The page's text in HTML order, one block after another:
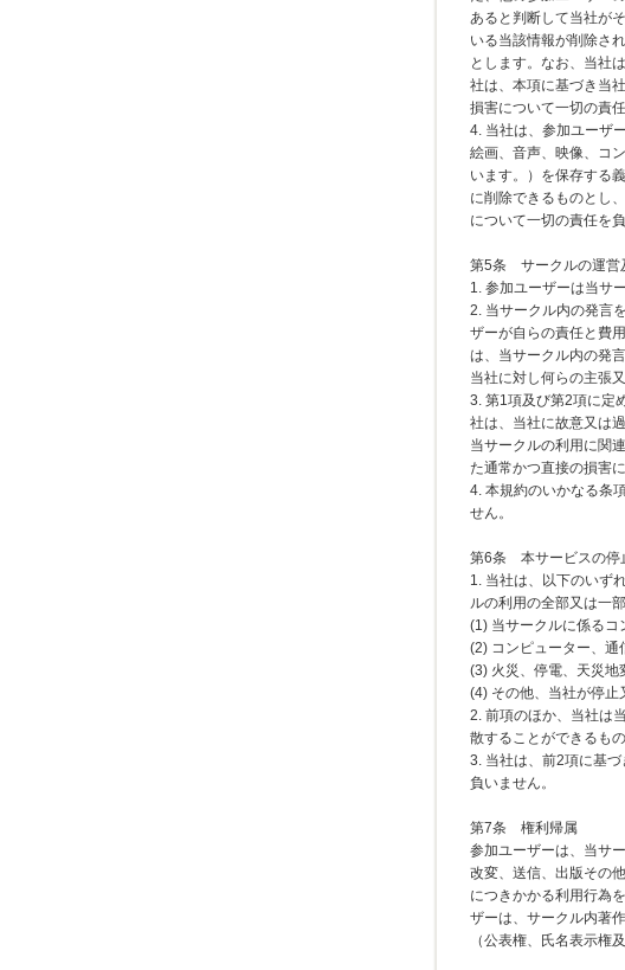
あると判断して当社が
いる当該情報が削除さ
とします。なお、当社
社は、本項に基づき当
損害について一切の責
4. 当社は、参加ユーザ
絵画、音声、映像、コ
います。）を保存する
に削除できるものとし
について一切の責任を負
第5条 サークルの運営
1. 参加ユーザーは当サ
2. 当サークル内の発言
ザーが自らの責任と費
は、当サークル内の発
当社に対し何らの主張
3. 第1項及び第2項に定
社は、当社に故意又は
当サークルの利用に関
た通常かつ直接の損害
4. 本規約のいかなる条
せん。
第6条 本サービスの停
1. 当社は、以下のいず
ルの利用の全部又は一
(1) 当サークルに係るコ
(2) コンピューター、通
(3) 火災、停電、天災地
(4) その他、当社が停止
2. 前項のほか、当社は
散することができるもの
3. 当社は、前2項に基
負いません。
第7条 権利帰属
参加ユーザーは、当サ
改変、送信、出版その
につきかかる利用行為
ザーは、サークル内著
（公表権、氏名表示権